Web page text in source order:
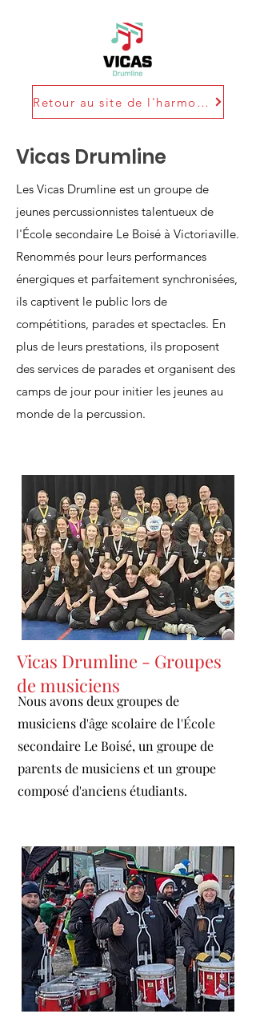
Retour au site de l'harmonie
Vicas Drumline
Les Vicas Drumline est un groupe de
jeunes percussionnistes talentueux de
l'École secondaire Le Boisé à Victoriaville.
Renommés pour leurs performances
énergiques et parfaitement synchronisées,
ils captivent le public lors de
compétitions, parades et spectacles. En
plus de leurs prestations, ils proposent
des services de parades et organisent des
camps de jour pour initier les jeunes au
monde de la percussion.
Nous avons deux groupes de
musiciens d'âge scolaire de l'École
secondaire Le Boisé, un groupe de
parents de musiciens et un groupe
composé d'anciens étudiants.
Vicas Drumline - Groupes
de musiciens